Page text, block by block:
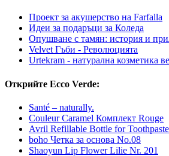
Проект за акушерство на Farfalla
Идеи за подаръци за Коледа
Опушване с тамян: история и
Velvet Гъби - Революцията
Urtekram - натурална козметика
Открийте Ecco Verde:
Santé – naturally.
Couleur Caramel Комплект Rouge
Avril Refillable Bottle for Toothpaste
boho Четка за основа No.08
Shaoyun Lip Flower Lilie Nr. 201